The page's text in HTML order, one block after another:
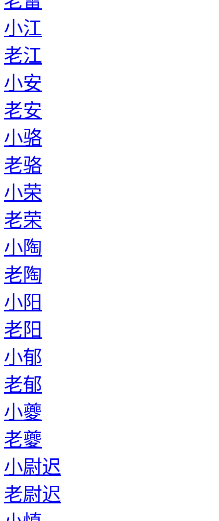
小江
老江
小安
老安
小骆
老骆
小荣
老荣
小陶
老陶
小阳
老阳
小郁
老郁
小夔
老夔
小尉迟
老尉迟